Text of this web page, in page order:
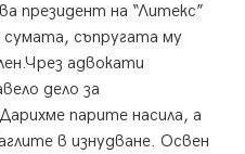
президент на “Литекс”
сумата, съпругата му
адвокати
дело за
парите насила, а
в изнудване. Освен